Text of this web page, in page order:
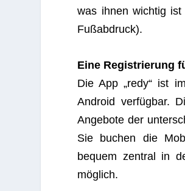
was ihnen wich­tig
Fuß­ab­druck).
Eine Regis­trie­rung
Die App „redy“ ist
Android ver­füg­bar.
Ange­bote der
Sie buchen die
bequem zen­tral in
möglich.